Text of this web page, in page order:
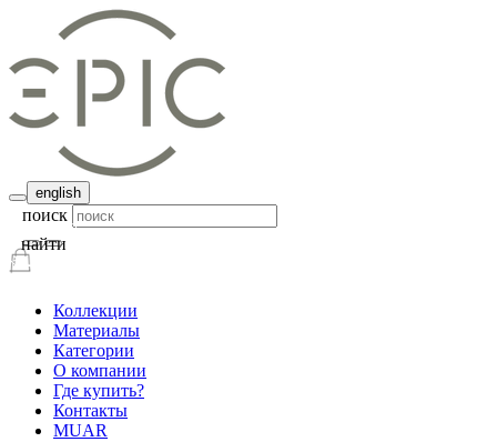
english
поиск
Коллекции
Материалы
Категории
О компании
Где купить?
Контакты
MUAR
найти